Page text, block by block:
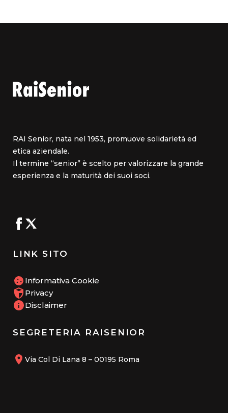
RAI Senior, nata nel 1953, promuove solidarietà ed
etica aziendale.
Il termine “senior” è scelto per valorizzare la grande
esperienza e la maturità dei suoi soci.
LINK SITO
Informativa Cookie
Privacy
Disclaimer
SEGRETERIA RAISENIOR
Via Col Di Lana 8 – 00195 Roma